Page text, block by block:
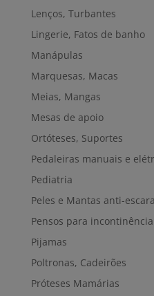
Lenços, Turbantes
Lingerie, Fatos de banho
Manápulas
Marquesas, Macas
Meias, Mangas
Mesas de apoio
Ortóteses, Suportes
Pedaleiras manuais e
Pediatria
Peles e Mantas anti-
Pensos para incontinência
Pijamas
Poltronas, Cadeirões
Próteses Mamárias